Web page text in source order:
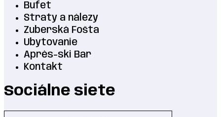
Bufet
Straty a nálezy
Zuberská Fošta
Ubytovanie
Après-ski Bar
Kontakt
Sociálne siete